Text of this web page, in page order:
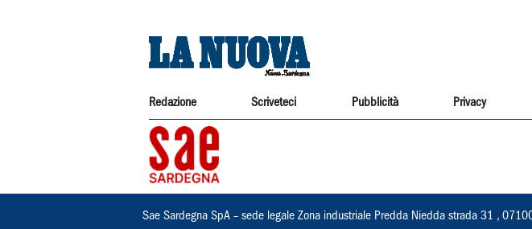
Redazione Scriveteci Pubblicità Privacy
Sae Sardegna SpA – sede legale Zona industriale Predda Niedda strada 31 ,